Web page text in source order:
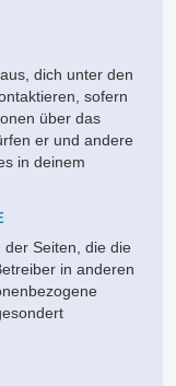
dich unter den
sofern
über das
er und andere
in deinem
der Seiten, die die
in anderen